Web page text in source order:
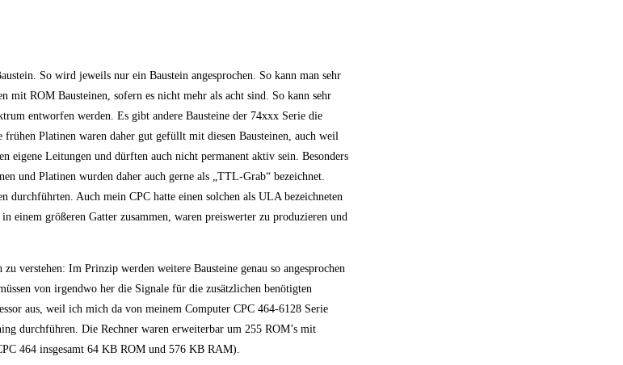
So wird jeweils nur ein Baustein angesprochen. So kann man sehr
ROM Bausteinen, sofern es nicht mehr als acht sind. So kann sehr
entworfen werden. Es gibt andere Bausteine der 74xxx Serie die
Platinen waren daher gut gefüllt mit diesen Bausteinen, auch weil
eigene Leitungen und dürften auch nicht permanent aktiv sein. Besonders
und Platinen wurden daher auch gerne als „TTL-Grab“ bezeichnet.
durchführten. Auch mein CPC hatte einen solchen als ULA bezeichneten
größeren Gatter zusammen, waren preiswerter zu produzieren und
verstehen: Im Prinzip werden weitere Bausteine genau so angesprochen
von irgendwo her die Signale für die zusätzlichen benötigten
aus, weil ich mich da von meinem Computer CPC 464-6128 Serie
durchführen. Die Rechner waren erweiterbar um 255 ROM’s mit
464 insgesamt 64 KB ROM und 576 KB RAM).